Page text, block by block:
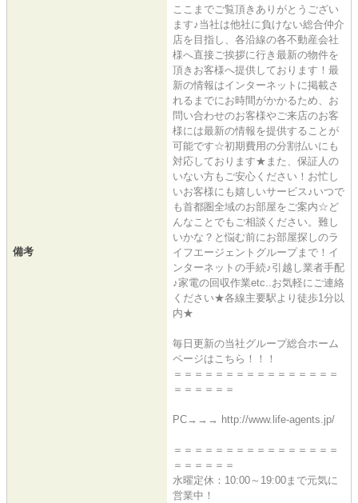
備考
ここまでご覧頂きありがとうござい
ます♪当社は他社に負けない総合仲介
店を目指し、各沿線の各不動産会社
様へ直接ご挨拶に行き最新の物件を
頂きお客様へ提供しております！最
新の情報はインターネットに掲載さ
れるまでにお時間がかかるため、お
問い合わせのお客様やご来店のお客
様には最新の情報を提供することが
可能です☆初期費用の分割払いにも
対応しております★また、保証人の
いない方もご安心ください！お忙し
いお客様にも嬉しいサービス♪いつで
も首都圏全域のお部屋をご案内☆ど
んなことでもご相談ください。難し
いかな？と悩む前にお部屋探しのラ
イフエージェントグループまで！イ
ンターネットの手続♪引越し業者手配
♪家電の回収作業etc..お気軽にご連絡
ください★各線主要駅より徒歩1分以
内★
毎日更新の当社グループ総合ホーム
ページはこちら！！！
＝＝＝＝＝＝＝＝＝＝＝＝＝＝＝＝
＝＝＝＝＝＝
PC→→→ http://www.life-agents.jp/
＝＝＝＝＝＝＝＝＝＝＝＝＝＝＝＝
＝＝＝＝＝＝
水曜定休：10:00～19:00まで元気に
営業中！